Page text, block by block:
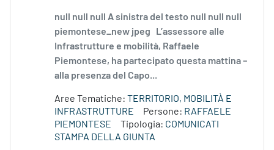
null null null A sinistra del testo null null null
piemontese_new jpeg L’assessore alle
Infrastrutture e mobilità, Raffaele
Piemontese, ha partecipato questa mattina –
alla presenza del Capo...
Aree Tematiche: TERRITORIO, MOBILITÀ E
INFRASTRUTTURE
Persone: RAFFAELE
PIEMONTESE
Tipologia: COMUNICATI
STAMPA DELLA GIUNTA